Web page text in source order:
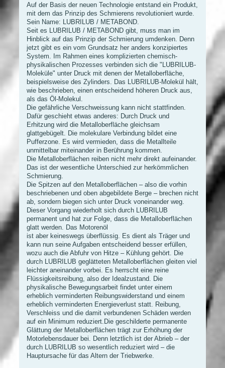
Auf der Basis der neuen Technologie entstand ein Produkt,
mit dem das Prinzip des Schmierens revolutioniert wurde.
Sein Name: LUBRILUB / METABOND.
Seit es LUBRILUB / METABOND gibt, muss man im
Hinblick auf das Prinzip der Schmierung umdenken. Denn
jetzt gibt es ein vom Grundsatz her anders konzipiertes
System. Im Rahmen eines komplizierten chemisch-
physikalischen Prozesses verbinden sich die "LUBRILUB-
Moleküle" unter Druck mit denen der Metalloberfläche,
beispielsweise des Zylinders. Das LUBRILUB-Molekül hält,
wie beschrieben, einen entscheidend höheren Druck aus,
als das Öl-Molekul.
Die gefährliche Verschweissung kann nicht stattfinden.
Dafür geschieht etwas anderes: Durch Druck und
Erhitzung wird die Metalloberfläche gleichsam
glattgebügelt. Die molekulare Verbindung bildet eine
Pufferzone. Es wird vermieden, dass die Metallteile
unmittelbar miteinander in Berührung kommen.
Die Metalloberflächen reiben nicht mehr direkt aufeinander.
Das ist der wesentliche Unterschied zur herkömmlichen
Schmierung.
Die Spitzen auf den Metalloberflächen – also die vorhin
beschriebenen und oben abgebildete Berge – brechen nicht
ab, sondern biegen sich unter Druck voneinander weg.
Dieser Vorgang wiederholt sich durch LUBRILUB
permanent und hat zur Folge, dass die Metalloberflächen
glatt werden. Das Motorenöl
ist aber keineswegs überflüssig. Es dient als Träger und
kann nun seine Aufgaben entscheidend besser erfüllen,
wozu auch die Abfuhr von Hitze – Kühlung gehört. Die
durch LUBRILUB geglätteten Metalloberflächen gleiten viel
leichter aneinander vorbei. Es herrscht eine reine
Flüssigkeitsreibung, also der Idealzustand. Die
physikalische Bewegungsarbeit findet unter einem
erheblich verminderten Reibungswiderstand und einem
erheblich verminderten Energieverlust statt. Reibung,
Verschleiss und die damit verbundenen Schäden werden
auf ein Minimum reduziert.Die geschilderte permanente
Glättung der Metalloberflächen trägt zur Erhöhung der
Motorlebensdauer bei. Denn letztlich ist der Abrieb – der
durch LUBRILUB so wesentlich reduziert wird – die
Hauptursache für das Altern der Triebwerke.